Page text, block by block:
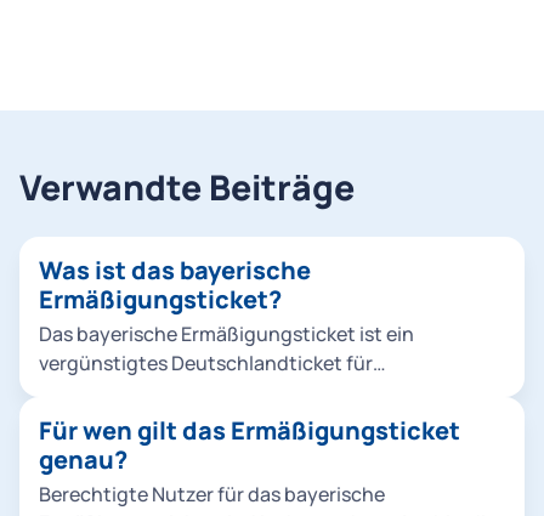
Verwandte Beiträge
Was ist das bayerische
Ermäßigungsticket?
Das bayerische Ermäßigungsticket ist ein
vergünstigtes Deutschlandticket für
Freiwilligendienstleistende zum Preis von 43 Euro
pro Monat.
Für wen gilt das Ermäßigungsticket
genau?
Berechtigte Nutzer für das bayerische